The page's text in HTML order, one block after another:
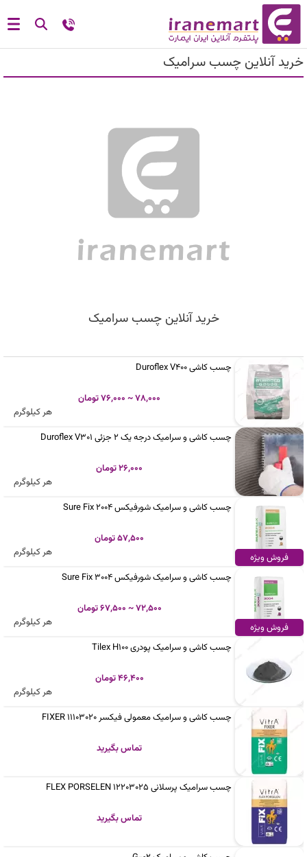
خرید آنلاین چسب سرامیک
خرید آنلاین چسب سرامیک
چسب کاشی Duroflex V400
78,000 ~ 76,000 تومان
هر کیلوگرم
چسب کاشی و سرامیک درجه یک 2 جزئی Duroflex V301
26,000 تومان
هر کیلوگرم
فروش ویژه
چسب کاشی و سرامیک شورفیکس Sure Fix 2004
57,500 تومان
هر کیلوگرم
فروش ویژه
چسب کاشی و سرامیک شورفیکس Sure Fix 3004
72,500 ~ 67,500 تومان
هر کیلوگرم
چسب کاشی و سرامیک پودری Tilex H100
46,400 تومان
هر کیلوگرم
چسب کاشی و سرامیک معمولی فیکسر FIXER 11103020
تماس بگیرید
چسب سرامیک پرسلانی 12203025 FLEX PORSELEN
تماس بگیرید